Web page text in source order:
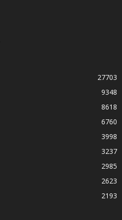
27703
9348
8618
6760
3998
3237
2985
2623
2193